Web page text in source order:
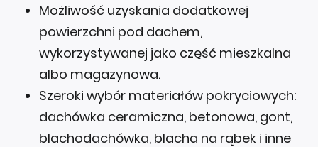
Możliwość uzyskania dodatkowej
powierzchni pod dachem,
wykorzystywanej jako część mieszkalna
albo magazynowa.
Szeroki wybór materiałów pokryciowych:
dachówka ceramiczna, betonowa, gont,
blachodachówka, blacha na rąbek i inne